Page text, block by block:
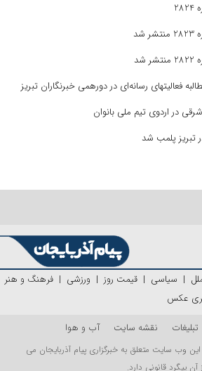
فعالیتهای رسانه‌ای در دورهمی خبرنگاران تبریز
در اردوی تیم ملی بانوان
تبریز پلمب شد
| سیاسی | قیمت روز| ورزشی | فرهنگ و هنر
عکس
تبلیغات نقشه سایت آب و هوا
وب سایت متعلق به خبرگزاری پیام آذربایجان می
پیگرد قانونی دارد.